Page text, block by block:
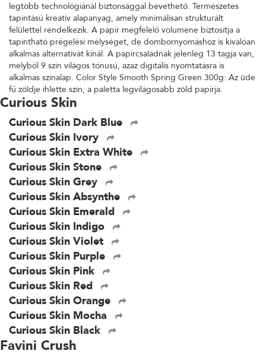
legtöbb technológiánál biztonsággal bevethető. Természetes
tapintású kreatív alapanyag, amely minimálisan strukturált
felülettel rendelkezik. A papír megfelelő volumene biztosítja a
tapintható prégelési mélységet, de dombornyomáshoz is kiválóan
alkalmas alternatívát kínál. A papírcsaládnak jelenleg 13 tagja van,
melyből 9 szín világos tónusú, azaz digitális nyomtatásra is
alkalmas színalap. Color Style Smooth Spring Green 300g: Az üde
fű zöldje ihlette szín, a paletta legvilágosabb zöld papírja.
Curious Skin
Curious Skin Dark Blue
Curious Skin Ivory
Curious Skin Extra White
Curious Skin Stone
Curious Skin Grey
Curious Skin Absynthe
Curious Skin Emerald
Curious Skin Indigo
Curious Skin Violet
Curious Skin Purple
Curious Skin Pink
Curious Skin Red
Curious Skin Orange
Curious Skin Mocha
Curious Skin Black
Favini Crush